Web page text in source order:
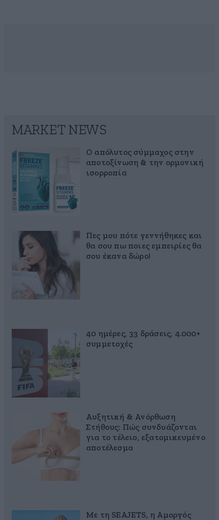
MARKET NEWS
Ο απόλυτος σύμμαχος στην
αποτοξίνωση & την ορμονική
ισορροπία
Πες μου πότε γεννήθηκες και
θα σου πω ποιες εμπειρίες θα
σου έκανα δώρο!
40 ημέρες, 33 δράσεις, 4.000+
συμμετοχές
Αυξητική & Ανόρθωση
Στήθους: Πώς συνδυάζονται
για το τέλειο, εξατομικευμένο
αποτέλεσμα
Με τη SEAJETS, η Αμοργός